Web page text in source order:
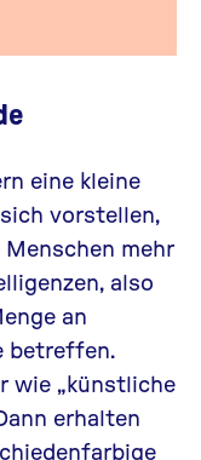
eine kleine
vorstellen,
mehr
also
an
betreffen.
wie „künstliche
erhalten